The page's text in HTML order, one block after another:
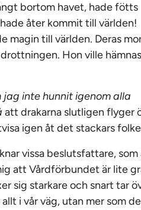
bortom havet, hade fötts
åter kommit till världen!
magin till världen. Deras
Hon ville
inte hunnit igenom alla
att drakarna slutligen flyger
igen åt det stackars
vissa beslutsfattare, som
att Vårdförbundet är lite
sig starkare och snart tar
i vår väg, utan mer som